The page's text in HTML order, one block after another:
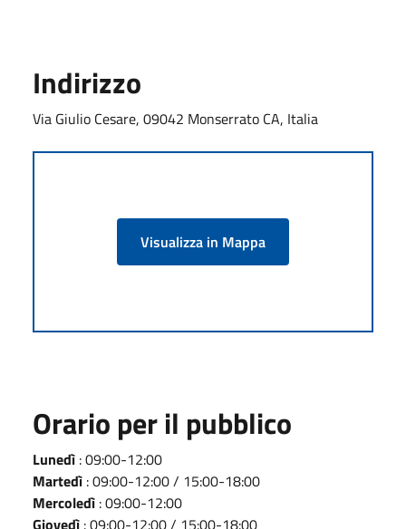
Indirizzo
Via Giulio Cesare, 09042 Monserrato CA, Italia
Visualizza in Mappa
Orario per il pubblico
Lunedì : 09:00-12:00
Martedì : 09:00-12:00 / 15:00-18:00
Mercoledì : 09:00-12:00
Giovedì : 09:00-12:00 / 15:00-18:00